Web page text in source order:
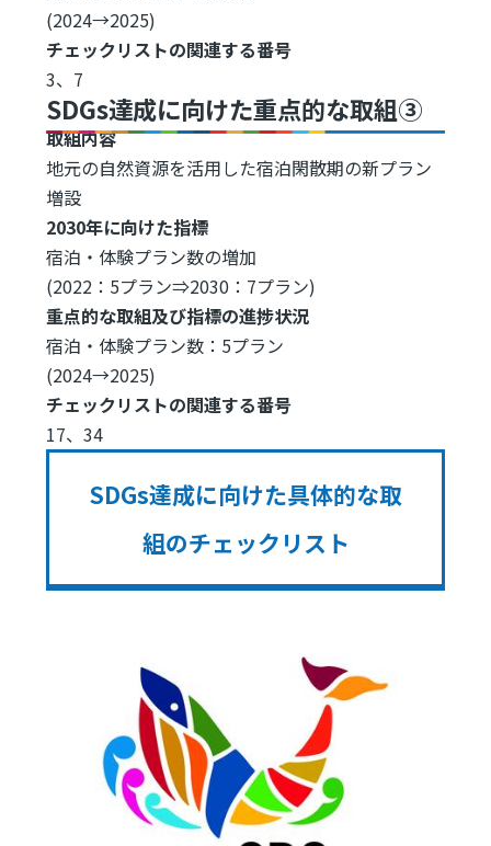
(2024→2025)
チェックリストの関連する番号
3、7
SDGs達成に向けた重点的な取組③
取組内容
地元の自然資源を活用した宿泊閑散期の新プラン
増設
2030年に向けた指標
宿泊・体験プラン数の増加
(2022：5プラン⇒2030：7プラン)
重点的な取組及び指標の進捗状況
宿泊・体験プラン数：5プラン
(2024→2025)
チェックリストの関連する番号
17、34
SDGs達成に向けた具体的な取
組のチェックリスト